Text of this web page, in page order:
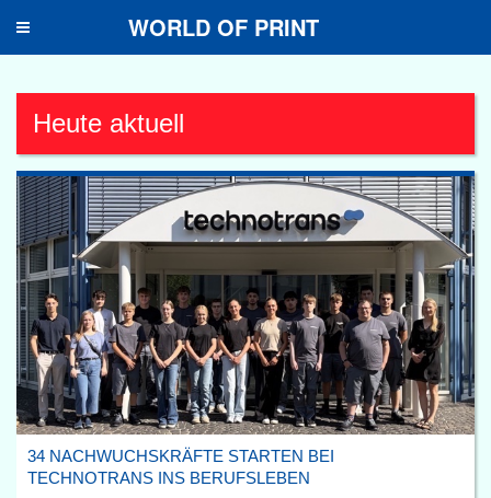
Toggle
WORLD OF PRINT
Heute aktuell
34 NACHWUCHSKRÄFTE STARTEN BEI
TECHNOTRANS INS BERUFSLEBEN